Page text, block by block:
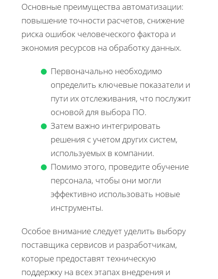
Основные преимущества автоматизации:
повышение точности расчетов, снижение
риска ошибок человеческого фактора и
экономия ресурсов на обработку данных.
Первоначально необходимо
определить ключевые показатели и
пути их отслеживания, что послужит
основой для выбора ПО.
Затем важно интегрировать
решения с учетом других систем,
используемых в компании.
Помимо этого, проведите обучение
персонала, чтобы они могли
эффективно использовать новые
инструменты.
Особое внимание следует уделить выбору
поставщика сервисов и разработчикам,
которые предоставят техническую
поддержку на всех этапах внедрения и